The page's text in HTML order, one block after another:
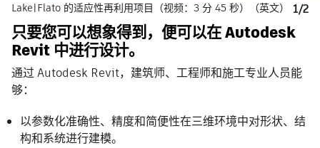
只要您可以想象得到，便可以在 Autodesk
Revit 中进行设计。
通过 Autodesk Revit，建筑师、工程师和施工专业人员能
够：
以参数化准确性、精度和简便性在三维环境中对形状、结
构和系统进行建模。
Lake|Flato 的适应性再利用项目（视频：3 分 45 秒）（英文） 1/2